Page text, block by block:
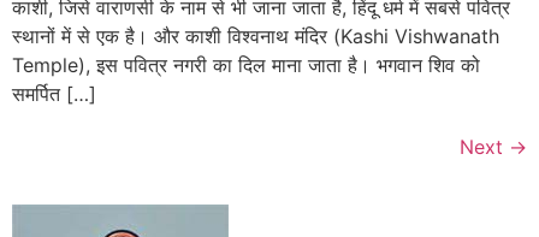
काशी, जिसे वाराणसी के नाम से भी जाना जाता है, हिंदू धर्म में सबसे पवित्र
स्थानों में से एक है। और काशी विश्वनाथ मंदिर (Kashi Vishwanath
Temple), इस पवित्र नगरी का दिल माना जाता है। भगवान शिव को
समर्पित […]
Next →